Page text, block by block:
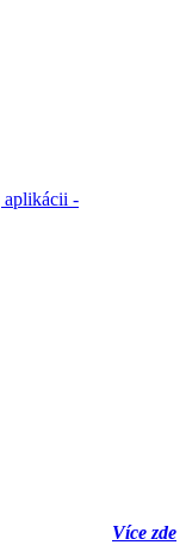
aplikácii -
Více zde